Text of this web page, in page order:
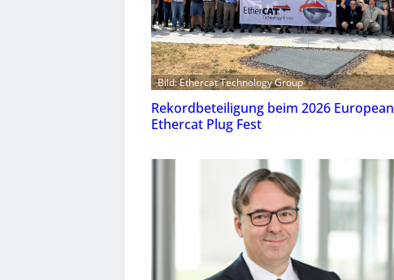
Bild: Ethercat Technology Group
Rekordbeteiligung beim 2026 European
Ethercat Plug Fest